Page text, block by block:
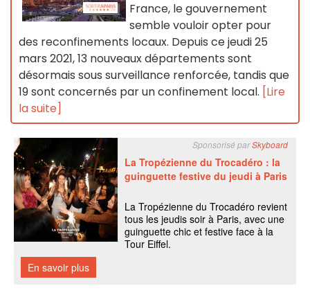
France, le gouvernement
semble vouloir opter pour
des reconfinements locaux. Depuis ce jeudi 25
mars 2021, 13 nouveaux départements sont
désormais sous surveillance renforcée, tandis que
19 sont concernés par un confinement local. [Lire
la suite]